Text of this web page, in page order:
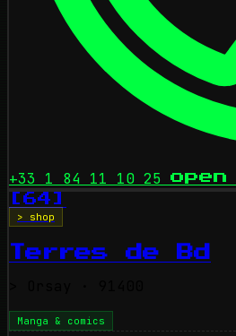
+33 1 84 11 10 25 open
[64]
> shop
Terres de Bd
Manga & comics